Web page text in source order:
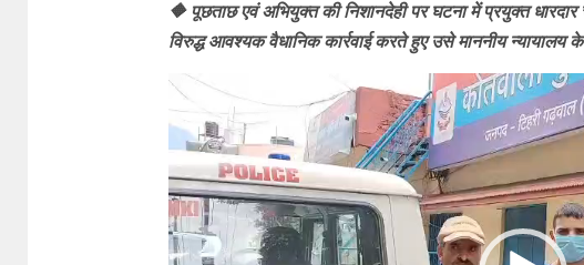
🔶 पूछताछ एवं अभियुक्त की निशानदेही पर घटना में प्रयुक्त
विरुद्ध आवश्यक वैधानिक कार्रवाई करते हुए उसे माननीय न्यायालय
Video
Player